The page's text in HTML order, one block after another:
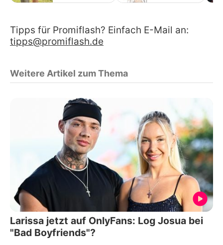
Tipps für Promiflash? Einfach E-Mail an:
tipps@promiflash.de
Weitere Artikel zum Thema
Larissa jetzt auf OnlyFans: Log Josua bei
"Bad Boyfriends"?